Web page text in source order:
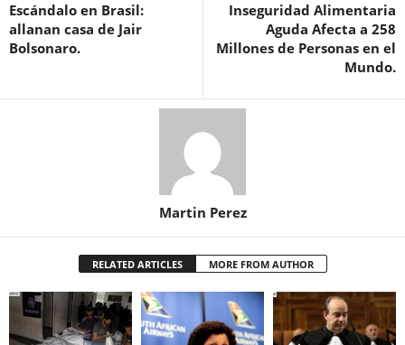
Escándalo en Brasil:
allanan casa de Jair
Bolsonaro.
Inseguridad Alimentaria
Aguda Afecta a 258
Millones de Personas en el
Mundo.
Martin Perez
RELATED ARTICLES MORE FROM AUTHOR